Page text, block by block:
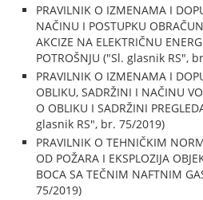
PRAVILNIK O IZMENAMA I
NAČINU I POSTUPKU
AKCIZE NA ELEKTRIČNU
POTROŠNJU ("Sl. glasnik RS",
PRAVILNIK O IZMENAMA I
OBLIKU, SADRŽINI I NAČINU
O OBLIKU I SADRŽINI
glasnik RS", br. 75/2019)
PRAVILNIK O TEHNIČKIM
OD POŽARA I EKSPLOZIJA
BOCA SA TEČNIM NAFTNIM
75/2019)